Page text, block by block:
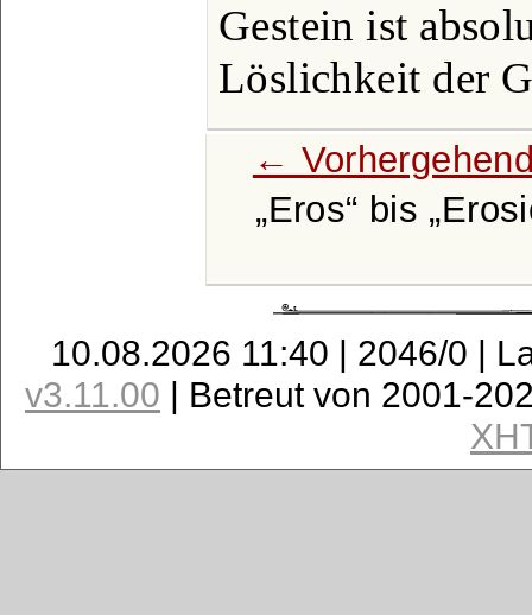
Gestein ist
Löslichkeit der
←
Eros
bis
10.08.2026 11:40 | 2046/0 |
v3.11.00 | Betreut von 2001-